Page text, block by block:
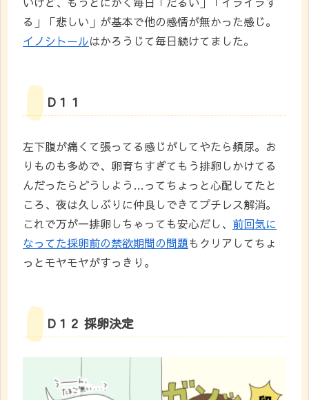
る」「悲しい」が基本で他の感情が無かった感じ。
イノシトールはかろうじて毎日続けてました。
D１１
左下腹が痛くて張ってる感じがしてやたら頻尿。お
りものも多めで、卵育ちすぎてもう排卵しかけてる
んだったらどうしよう…ってちょっと心配してたと
ころ、夜は久しぶりに仲良しできてプチレス解消。
これで万が一排卵しちゃっても安心だし、 前回気に
なってた採卵前の禁欲期間の問題もクリアしてちょ
っとモヤモヤがすっきり。
D１２ 採卵決定